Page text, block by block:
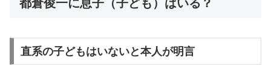
都倉俊一に息子（子ども）はいる？
直系の子どもはいないと本人が明言